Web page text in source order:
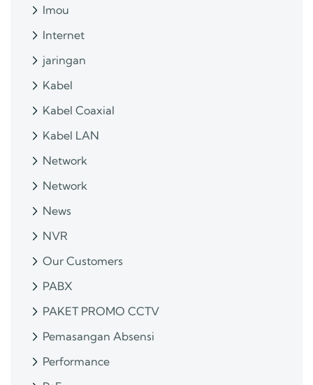
Imou
Internet
jaringan
Kabel
Kabel Coaxial
Kabel LAN
Network
Network
News
NVR
Our Customers
PABX
PAKET PROMO CCTV
Pemasangan Absensi
Performance